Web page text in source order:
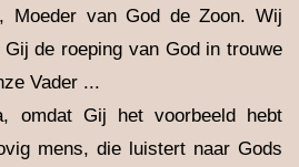
Moeder van God de Zoon. Wij
de roeping van God in trouwe
Vader ...
omdat Gij het voorbeeld hebt
mens, die luistert naar Gods